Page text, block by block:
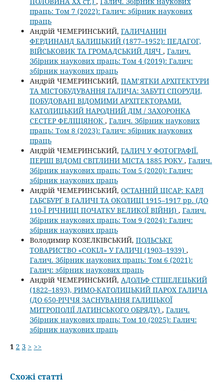
праць: Том 7 (2022): Галич: збірник наукових
праць
Андрій ЧЕМЕРИНСЬКИЙ, ГАЛИЧАНИН
ФЕРДИНАНД БАЛИЦЬКИЙ (1877–1952): ПЕДАГОГ,
ВІЙСЬКОВИК ТА ГРОМАДСЬКИЙ ДІЯЧ , Галич.
Збірник наукових праць: Том 4 (2019): Галич:
збірник наукових праць
Андрій ЧЕМЕРИНСЬКИЙ, ПАМ’ЯТКИ АРХІТЕКТУРИ
ТА МІСТОБУДУВАННЯ ГАЛИЧА: ЗАБУТІ СПОРУДИ,
ПОБУДОВАНІ ВІДОМИМИ АРХІТЕКТОРАМИ.
КАТОЛИЦЬКИЙ НАРОДНИЙ ДІМ / ЗАХОРОНКА
СЕСТЕР ФЕЛІЦІЯНОК , Галич. Збірник наукових
праць: Том 8 (2023): Галич: збірник наукових
праць
Андрій ЧЕМЕРИНСЬКИЙ, ГАЛИЧ У ФОТОГРАФІЇ.
ПЕРШІ ВІДОМІ СВІТЛИНИ МІСТА 1885 РОКУ, Галич.
Збірник наукових праць: Том 5 (2020): Галич:
збірник наукових праць
Андрій ЧЕМЕРИНСЬКИЙ, ОСТАННІЙ ЦІСАР: КАРЛ
ГАБСБУРҐ В ГАЛИЧІ ТА ОКОЛИЦІ 1915–1917 рр. (ДО
110-Ї РІЧНИЦІ ПОЧАТКУ ВЕЛИКОЇ ВІЙНИ) , Галич.
Збірник наукових праць: Том 9 (2024): Галич:
збірник наукових праць
Володимир КОЗЕЛКІВСЬКИЙ, ПОЛЬСЬКЕ
ТОВАРИСТВО «СОКІЛ» У ГАЛИЧІ (1903–1939) ,
Галич. Збірник наукових праць: Том 6 (2021):
Галич: збірник наукових праць
Андрій ЧЕМЕРИНСЬКИЙ, АДОЛЬФ СТШЕЛЕЦЬКИЙ
(1822–1893), РИМО-КАТОЛИЦЬКИЙ ПАРОХ ГАЛИЧА
(ДО 650-РІЧЧЯ ЗАСНУВАННЯ ГАЛИЦЬКОЇ
МИТРОПОЛІЇ ЛАТИНСЬКОГО ОБРЯДУ) , Галич.
Збірник наукових праць: Том 10 (2025): Галич:
збірник наукових праць
1 2 3 > >>
Схожі статті